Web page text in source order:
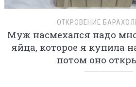
ОТКРОВЕНИЕ
Муж насмехался надо
яйца, которое я купила
потом оно